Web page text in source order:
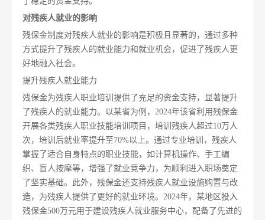
对残疾人就业的影响
残保金制度对残疾人就业的影响是积极且显著的，通过多种
方式提升了残疾人的就业能力和就业机会，促进了残疾人更
好地融入社会。
提升残疾人就业能力
残保金为残疾人职业培训提供了充足的资金支持，显著提升
了残疾人的就业能力。以某省为例，2024年该省利用残保金
开展各类残疾人职业技能培训项目，培训残疾人超过10万人
次，培训后就业率提升至70%以上。通过专业培训，残疾人
掌握了适合自身特点的职业技能，如计算机操作、手工编
织、盲人按摩等，增强了就业竞争力，为顺利进入职场奠定
了坚实基础。此外，残保金还支持残疾人就业设施购置与改
造，为残疾人提供了更好的就业环境。2024年，某地区投入
残保金500万元用于建设残疾人就业服务中心，配备了先进的